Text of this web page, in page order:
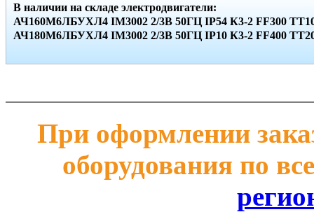
В наличии на складе электродвигатели:
АЧ160М6ЛБУХЛ4 IМ3002 2/3В 50ГЦ IР54 К3-2 FF300 ТТ10
АЧ180М6ЛБУХЛ4 IМ3002 2/3В 50ГЦ IР10 К3-2 FF400 ТТ20
При оформлении
оборудования по